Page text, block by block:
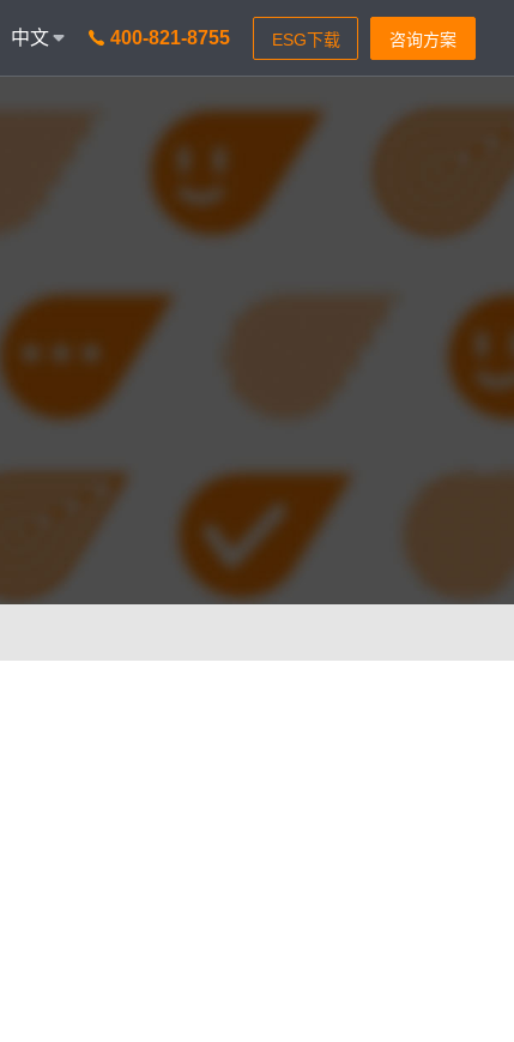
中文 400-821-8755
智能通信 VisionIPCC
IP软交换模式，通信稳定灵活
助力锁定目标客户
告警，降低客诉率